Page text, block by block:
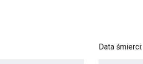
Data śmierci: